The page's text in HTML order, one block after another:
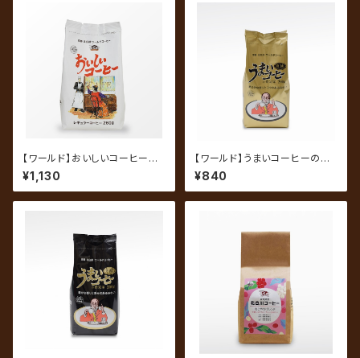
【ワールド】おいしいコーヒー 2
60g（中挽き）
¥1,130
【ワールド】うまいコーヒーの指
定席 爽快ブレンド 200g（中
挽き）
¥840